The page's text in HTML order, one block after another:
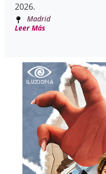
2026.
Madrid
Leer Más